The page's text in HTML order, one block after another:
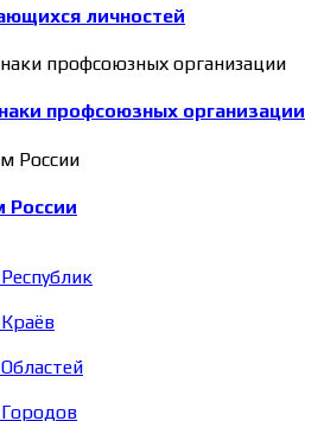
личностей
профсоюзных организации
России